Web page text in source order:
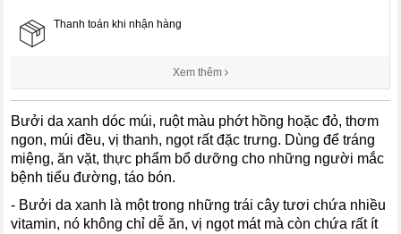
Thanh toán khi nhận hàng
Xem thêm
Bưởi da xanh dóc múi, ruột màu phớt hồng hoặc đỏ, thơm
ngon, múi đều, vị thanh, ngọt rất đặc trưng. Dùng để tráng
miệng, ăn vặt, thực phẩm bổ dưỡng cho những người mắc
bệnh tiểu đường, táo bón.
- Bưởi da xanh là một trong những trái cây tươi chứa nhiều
vitamin, nó không chỉ dễ ăn, vị ngọt mát mà còn chứa rất ít